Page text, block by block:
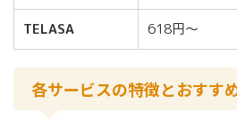
TELASA 618円～
各サービスの特徴とおすす